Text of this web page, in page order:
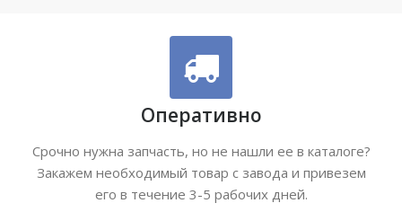
Оперативно
Срочно нужна запчасть, но не нашли ее в каталоге?
Закажем необходимый товар с завода и привезем
его в течение 3-5 рабочих дней.